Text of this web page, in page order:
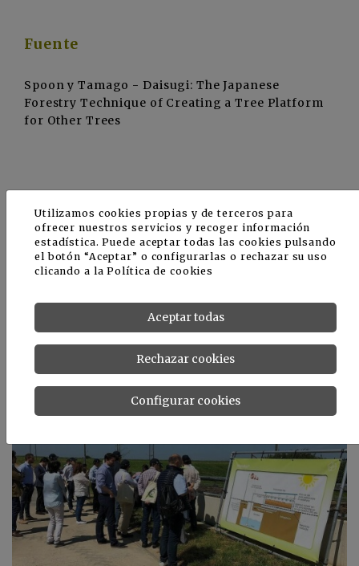
Fuente
Spoon y Tamago - Daisugi: The Japanese
Forestry Technique of Creating a Tree Platform
for Other Trees
Noticias relacionadas
https://www.tecnologiahorticola.com/jardineria-
https://www.tecnologiahorticola.com/
Noticias relacionadas
Utilizamos cookies propias y de terceros para
ofrecer nuestros servicios y recoger información
estadística. Puede aceptar todas las cookies pulsando
el botón “Aceptar” o configurarlas o rechazar su uso
clicando a laPolítica de cookies
Aceptar todas
Rechazar cookies
Configurar cookies